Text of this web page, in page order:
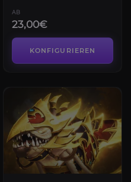
AB
23,00€
KONFIGURIEREN